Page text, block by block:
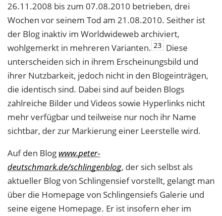
26.11.2008 bis zum 07.08.2010 betrieben, drei
Wochen vor seinem Tod am 21.08.2010. Seither ist
der Blog inaktiv im Worldwideweb archiviert,
wohlgemerkt in mehreren Varianten. 23 Diese
unterscheiden sich in ihrem Erscheinungsbild und
ihrer Nutzbarkeit, jedoch nicht in den Blogeinträgen,
die identisch sind. Dabei sind auf beiden Blogs
zahlreiche Bilder und Videos sowie Hyperlinks nicht
mehr verfügbar und teilweise nur noch ihr Name
sichtbar, der zur Markierung einer Leerstelle wird.
Auf den Blog www.peter-
deutschmark.de/schlingenblog, der sich selbst als
aktueller Blog von Schlingensief vorstellt, gelangt man
über die Homepage von Schlingensiefs Galerie und
seine eigene Homepage. Er ist insofern eher im